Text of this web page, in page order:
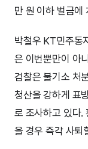
만 원 이하 벌금에
박철우 KT민주동
은 이번뿐만이 아
검찰은 불기소 처
청산을 강하게 표
로 조사하고 있다.
을 경우 즉각 사퇴